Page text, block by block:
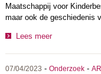
Maatschappij voor
maar ook de geschiedenis
Lees meer
07/04/2023 - Onderzoek-